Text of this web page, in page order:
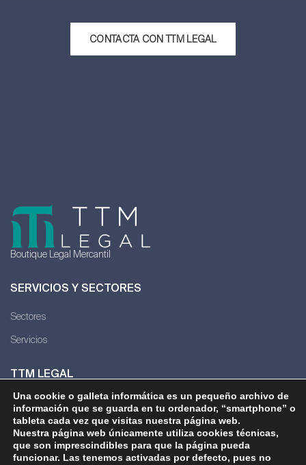
CONTACTA CON TTM LEGAL
Boutique Legal Mercantil
SERVICIOS Y SECTORES
Sectores
Servicios
TTM LEGAL
La Firma
Nosotras
CONTACTO
Una cookie o galleta informática es un pequeño archivo de
información que se guarda en tu ordenador, “smartphone” o
tableta cada vez que visitas nuestra página web.
Nuestra página web únicamente utiliza cookies técnicas,
que son imprescindibles para que la página pueda
funcionar. Las tenemos activadas por defecto, pues no